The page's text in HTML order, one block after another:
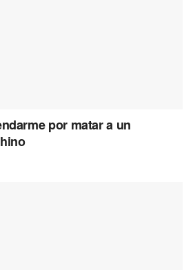
por matar a un